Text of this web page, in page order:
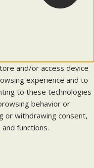
and/or access device
experience and to
to these technologies
behavior or
or withdrawing consent,
functions.